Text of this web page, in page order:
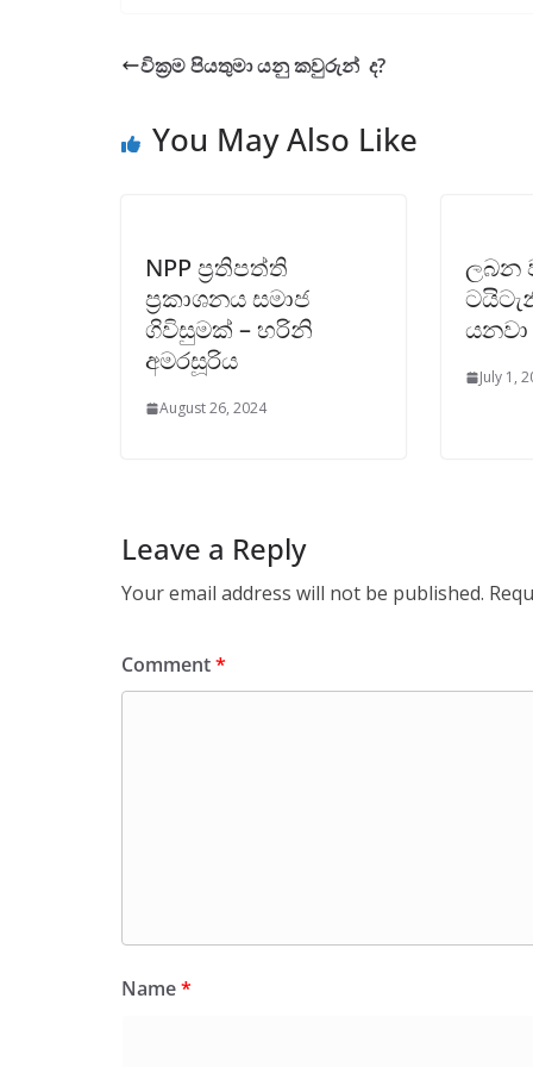
වික්‍රම පියතුමා යනු කවුරුන් ද?
You May Also Like
NPP ප්‍රතිපත්ති
ප්‍රකාශනය සමාජ
ගිවිසුමක් – හරිනි
අමරසූරිය
August 26, 2024
ලබන
යනවා
July 1,
Leave a Reply
Your email address will not be published.
Comment*
Name*